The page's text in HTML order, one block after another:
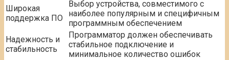
Широкая
поддержка ПО
Выбор устройства, совместимого с
наиболее популярным и специфичным
программным обеспечением
Надежность и
стабильность
Программатор должен обеспечивать
стабильное подключение и
минимальное количество ошибок